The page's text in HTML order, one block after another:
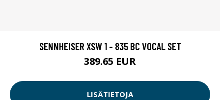
SENNHEISER XSW 1 - 835 BC VOCAL SET
389.65 EUR
LISÄTIETOJA